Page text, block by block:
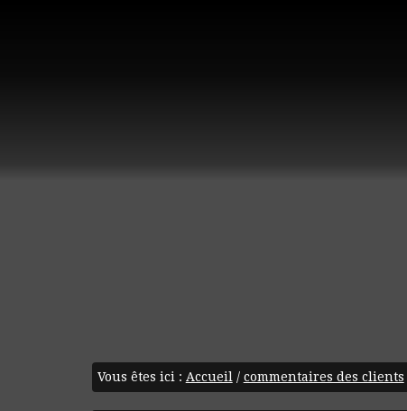
Vous êtes ici : Accueil / commentaires des clients